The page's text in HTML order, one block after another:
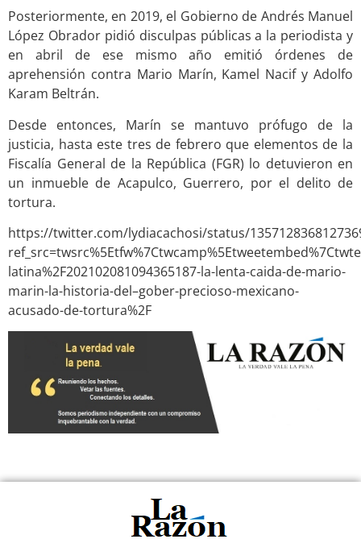
Posteriormente, en 2019, el Gobierno de Andrés Manuel
López Obrador pidió disculpas públicas a la periodista y
en abril de ese mismo año emitió órdenes de
aprehensión contra Mario Marín, Kamel Nacif y Adolfo
Karam Beltrán.
Desde entonces, Marín se mantuvo prófugo de la
justicia, hasta este tres de febrero que elementos de la
Fiscalía General de la República (FGR) lo detuvieron en
un inmueble de Acapulco, Guerrero, por el delito de
tortura.
https://twitter.com/lydiacachosi/status/
latina%2F202102081094365187-la-lenta-caida-de-mario-
marin-la-historia-del–gober-precioso-mexicano-
acusado-de-tortura%2F